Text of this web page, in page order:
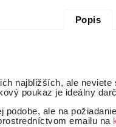
Popis
najbližších, ale
poukaz je ideálny
podobe, ale na
emailu na